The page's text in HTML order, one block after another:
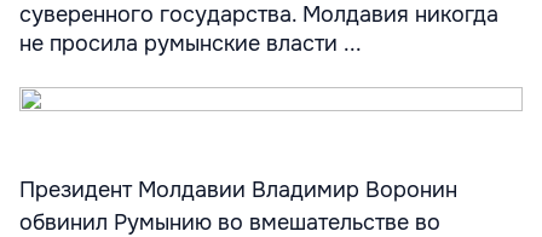
суверенного государства. Молдавия никогда
не просила румынские власти ...
Президент Молдавии Владимир Воронин
обвинил Румынию во вмешательстве во